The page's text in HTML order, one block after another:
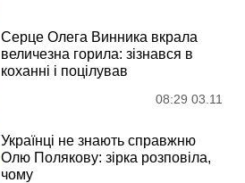
Серце Олега Винника вкрала
величезна горила: зізнався в
коханні і поцілував
08:29 03.11
Українці не знають справжню
Олю Полякову: зірка розповіла,
чому